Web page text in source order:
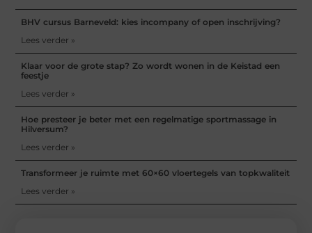
BHV cursus Barneveld: kies incompany of open inschrijving?
Lees verder »
Klaar voor de grote stap? Zo wordt wonen in de Keistad een
feestje
Lees verder »
Hoe presteer je beter met een regelmatige sportmassage in
Hilversum?
Lees verder »
Transformeer je ruimte met 60×60 vloertegels van topkwaliteit
Lees verder »